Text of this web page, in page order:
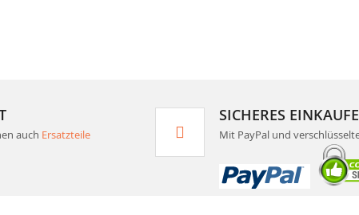
auch Ersatzteile
SICHERES
Mit PayPal und